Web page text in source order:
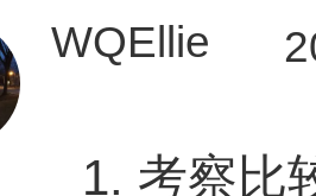
WQEllie
1. 考察比